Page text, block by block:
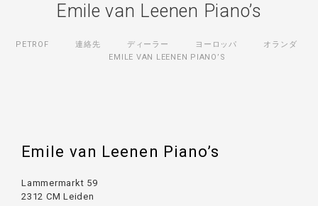
Emile van Leenen Piano’s
PETROF 連絡先 ディーラー ヨーロッパ
オランダ
EMILE VAN LEENEN PIANO’S
Emile van Leenen Piano’s
Lammermarkt 59
2312 CM Leiden